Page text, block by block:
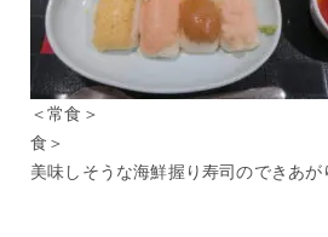
＜常食＞
食＞
美味しそうな海鮮握り寿司のできあが